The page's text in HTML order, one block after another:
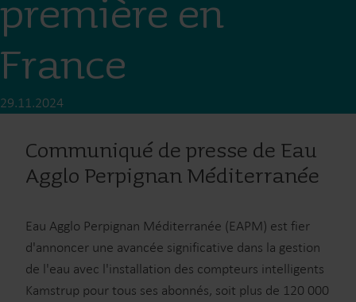
première en
France
29.11.2024
Communiqué de presse de Eau
Agglo Perpignan Méditerranée
Eau Agglo Perpignan Méditerranée (EAPM) est fier
d'annoncer une avancée significative dans la gestion
de l'eau avec l'installation des compteurs intelligents
Kamstrup pour tous ses abonnés, soit plus de 120 000